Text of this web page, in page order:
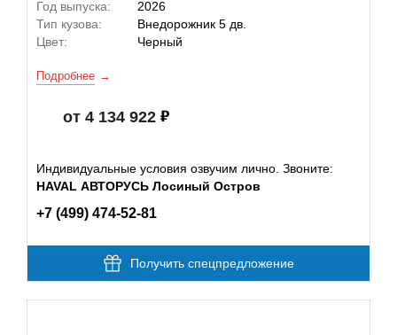
Год выпуска:
2026
Тип кузова:
Внедорожник 5 дв.
Цвет:
Черный
Подробнее
от 4 134 922
Индивидуальные условия озвучим лично. Звоните:
HAVAL АВТОРУСЬ Лосиный Остров
+7 (499) 474-52-81
Получить спецпредложение